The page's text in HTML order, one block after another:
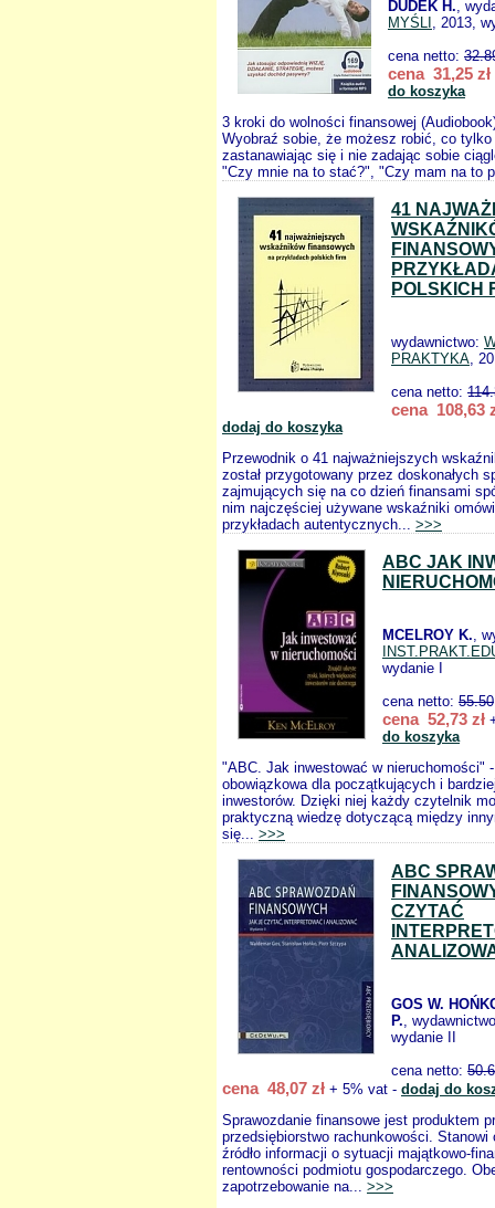
DUDEK H.,
MYŚLI , 2013,
cena netto:
cena 31,25 zł
do koszyka
3 kroki do wolności finansowej
Wyobraź sobie, że możesz robić, co
zastanawiając się i nie zadając sobie
"Czy mnie na to stać?", "Czy mam na to
41
POLSKICH
wydawnictwo:
PRAKTYKA,
cena netto:
cena 108,63
dodaj do koszyka
Przewodnik o 41 najważniejszych
został przygotowany przez doskonałych
zajmujących się na co dzień finansami
nim najczęściej używane wskaźniki
przykładach autentycznych... >>>
ABC JAK
MCELROY K.,
wydanie I
cena netto: 55.50
cena 52,73 zł
do koszyka
"ABC. Jak inwestować w nieruchomości"
obowiązkowa dla początkujących i
inwestorów. Dzięki niej każdy czytelnik
praktyczną wiedzę dotyczącą między
się... >>>
ABC
CZYTAĆ
GOS W.
P.,
wydanie II
cena netto:
cena 48,07 zł + 5% vat - dodaj do
Sprawozdanie finansowe jest produktem
przedsiębiorstwo rachunkowości. Stanowi
źródło informacji o sytuacji majątkowo-
rentowności podmiotu gospodarczego.
zapotrzebowanie na... >>>